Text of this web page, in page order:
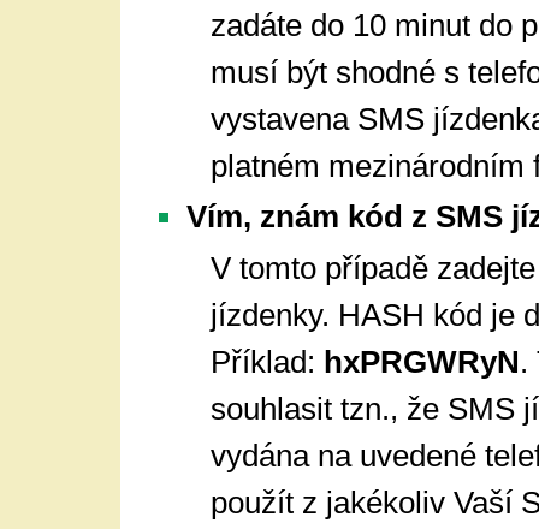
zadáte do 10 minut do
musí být shodné s
vystavena SMS
platném
Vím, znám kód z SMS
V tomto případě
jízdenky. HASH kód je
Příklad: hxPRGWRyN.
souhlasit tzn., že SMS
vydána na uvedené
použít z jakékoliv Vaší